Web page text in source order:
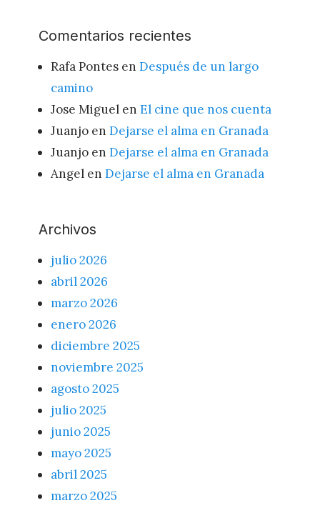
Comentarios recientes
Rafa Pontes en Después de un largo
camino
Jose Miguel en El cine que nos cuenta
Juanjo en Dejarse el alma en Granada
Juanjo en Dejarse el alma en Granada
Angel en Dejarse el alma en Granada
Archivos
julio 2026
abril 2026
marzo 2026
enero 2026
diciembre 2025
noviembre 2025
agosto 2025
julio 2025
junio 2025
mayo 2025
abril 2025
marzo 2025